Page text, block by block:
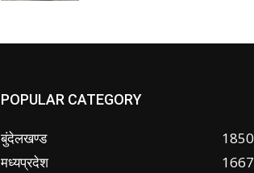
POPULAR CATEGORY
बुंदेलखण्ड
1850
मध्यप्रदेश
1667